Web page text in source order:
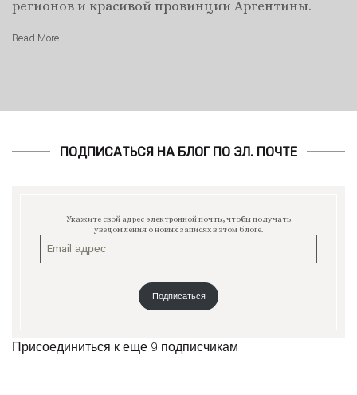
регионов и красивой провинции Аргентины.
Read More …
ПОДПИСАТЬСЯ НА БЛОГ ПО ЭЛ. ПОЧТЕ
Укажите свой адрес электронной почты, чтобы получать
уведомления о новых записях в этом блоге.
Подписаться
Присоединиться к еще 9 подписчикам